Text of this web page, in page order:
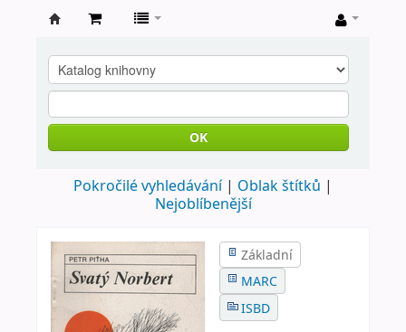
knihovna
Nové
Město
Metují
OK
Pokročilé vyhledávání
Oblak štítků
Nejoblíbenější
Základní
MARC
ISBD